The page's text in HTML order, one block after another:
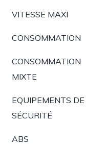
VITESSE MAXI
CONSOMMATION
CONSOMMATION
MIXTE
EQUIPEMENTS DE
SÉCURITÉ
ABS